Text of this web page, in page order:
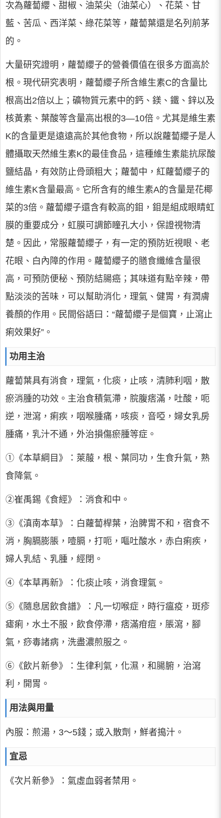
次為蘿蔔纓、甜椒、油菜尖（油菜心）、花菜、甘
藍、苦瓜、西洋菜、綠花菜等，蘿蔔葉還是名列前茅
的。
大量研究證明，蘿蔔纓子的營養價值在很多方面高於
根。現代研究表明，蘿蔔纓子所含維生素C的含量比
根高出2倍以上；礦物質元素中的鈣、鎂、鐵、鋅以及
核黃素、葉酸等含量高出根的3—10倍。尤其是維生素
K的含量更是遠遠高於其他食物，所以說蘿蔔纓子是人
體攝取天然維生素K的最佳食品，這種維生素能抗尿酸
鹽結晶，有效防止骨頭粗大；蘿蔔中，紅蘿蔔纓子的
維生素K含量最高。它所含有的維生素A的含量是花椰
菜的3倍。蘿蔔纓子還含有較高的鉬，鉬是組成眼睛虹
膜的重要成分，虹膜可調節瞳孔大小，保證視物清
楚。因此，常服蘿蔔纓子，有一定的預防近視眼、老
花眼、白內障的作用。蘿蔔纓子的膳食纖維含量很
高，可預防便秘、預防結腸癌；其味道有點辛辣，帶
點淡淡的苦味，可以幫助消化，理氣、健胃，有潤膚
養顏的作用。民間俗語曰：“蘿蔔纓子是個寶，止瀉止
痢效果好”。
功用主治
蘿蔔葉具有消食，理氣，化痰，止咳，清肺利咽，散
瘀消腫的功效。主治食積氣滯，脘腹痞滿，吐酸，呃
逆，泄瀉，痢疾，咽喉腫痛，咳痰，音啞，婦女乳房
腫痛，乳汁不通，外治損傷瘀腫等症。
①《本草綱目》：萊菔，根、葉同功，生食升氣，熟
食降氣。
②崔禹錫《食經》：消食和中。
③《滇南本草》：白蘿蔔桿葉，治脾胃不和，宿食不
消，胸膈膨脹，噎膈，打呃，嘔吐酸水，赤白痢疾，
婦人乳結、乳腫，經閉。
④《本草再新》：化痰止咳，消食理氣。
⑤《隨息居飲食譜》：凡一切喉症，時行瘟疫，斑疹
瘧痢，水土不服，飲食停滯，痞滿疳痘，脹瀉，腳
氣，痧毒諸病，洗盡濃煎服之。
⑥《飲片新參》：生律利氣，化濕，和腸腑，治瀉
利，開胃。
用法與用量
內服：煎湯，3～5錢；或入散劑，鮮者搗汁。
宜忌
《次片新參》：氣虛血弱者禁用。